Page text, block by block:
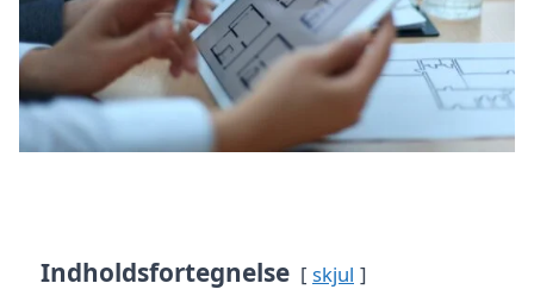
Indholdsfortegnelse skjul